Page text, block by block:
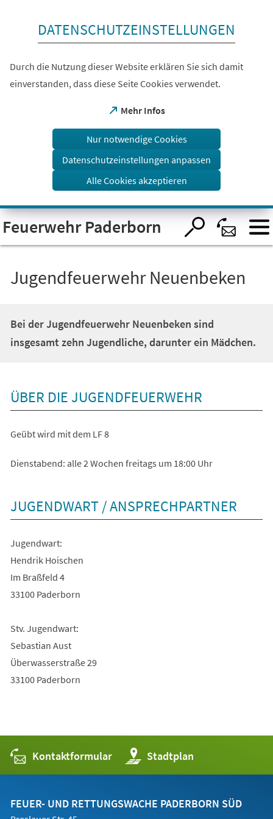
Visuelle
Assistenzsoftware
öffnen.
DATENSCHUTZEINSTELLUNGEN
Durch die Nutzung dieser Website erklären Sie sich damit
einverstanden, dass diese Seite Cookies verwendet.
Mehr Infos
(Öffnet
einem
Tab)
Nur notwendige Cookies
Datenschutzeinstellungen anpassen
Alle Cookies akzeptieren
Feuerwehr Paderborn
Jugendfeuerwehr Neuenbeken
Bei der Jugendfeuerwehr Neuenbeken sind
insgesamt zehn Jugendliche, darunter ein Mädchen.
ÜBER DIE JUGENDFEUERWEHR
Geübt wird mit dem LF 8
Dienstabend: alle 2 Wochen freitags um 18:00 Uhr
JUGENDWART / ANSPRECHPARTNER
Jugendwart:
Hendrik Hoischen
Im Braßfeld 4
33100 Paderborn
Stv. Jugendwart:
Sebastian Aust
Überwasserstraße 29
33100 Paderborn
Kontaktformular Stadtplan
(Öffnet
in
einem
Tab)
FEUER- UND RETTUNGSWACHE PADERBORN SÜD